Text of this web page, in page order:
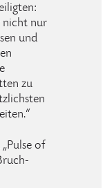
nicht nur
und
zu
of